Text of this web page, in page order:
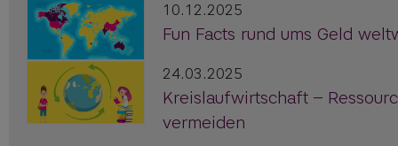
10.12.2025
Fun Facts rund ums Geld
24.03.2025
Kreislaufwirtschaft –
vermeiden